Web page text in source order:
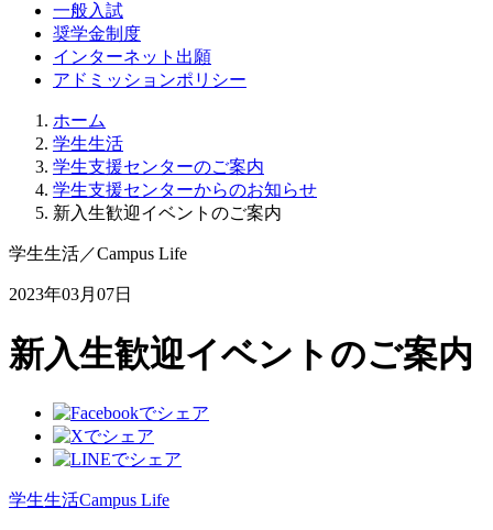
一般入試
奨学金制度
インターネット出願
アドミッションポリシー
ホーム
学生生活
学生支援センターのご案内
学生支援センターからのお知らせ
新入生歓迎イベントのご案内
学生生活／Campus Life
2023年03月07日
新入生歓迎イベントのご案内
学生生活Campus Life